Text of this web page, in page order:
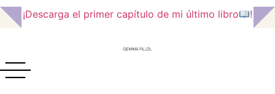
¡Descarga el primer capítulo de mi último libro !